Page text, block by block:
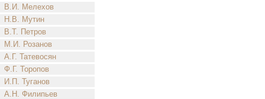
В.И. Мелехов
Н.В. Мутин
В.Т. Петров
М.И. Розанов
А.Г. Татевосян
Ф.Г. Торопов
И.П. Туганов
А.Н. Филипьев